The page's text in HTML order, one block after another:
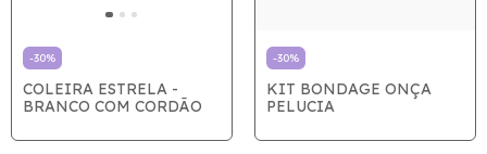
-30%
COLEIRA ESTRELA -
BRANCO COM CORDÃO
-30%
KIT BONDAGE ONÇA
PELUCIA